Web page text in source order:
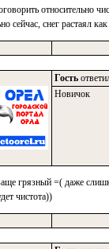
относительно
сейчас, снег растаял
Гость
Новичок
грязный =( даже
чистота))